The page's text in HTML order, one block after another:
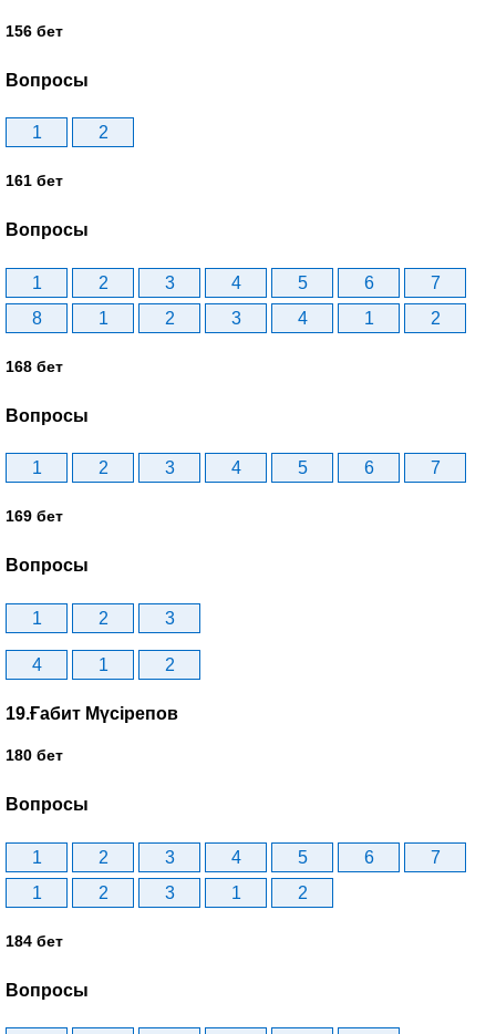
156 бет
Вопросы
1 2
161 бет
Вопросы
1 2 3 4 5 6
7
8
1 2 3 4 1 2
168 бет
Вопросы
1 2 3 4 5 6 7
169 бет
Вопросы
1 2 3
4 1 2
19.Ғабит Мүсірепов
180 бет
Вопросы
1 2 3 4 5 6
7
1
2 3 1 2
184 бет
Вопросы